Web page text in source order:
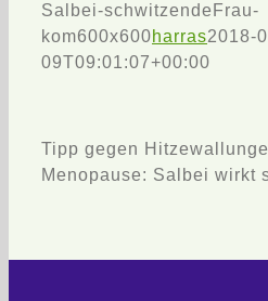
Salbei-schwitzendeFrau-
kom600x600harras2018-
09T09:01:07+00:00
Tipp gegen
Menopause: Salbei wirkt